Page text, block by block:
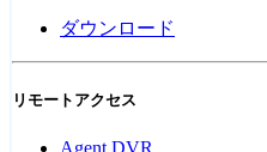
ダウンロード
リモートアクセス
Agent DVR